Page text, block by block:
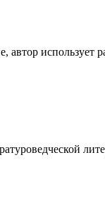
автор использует